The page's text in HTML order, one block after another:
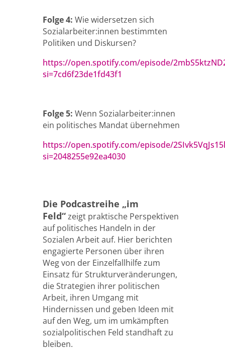
Folge 4: Wie widersetzen sich
Sozialarbeiter:innen bestimmten
Politiken und Diskursen?
https://open.spotify.com/episode/
si=7cd6f23de1fd43f1
Folge 5: Wenn Sozialarbeiter:innen
ein politisches Mandat übernehmen
https://open.spotify.com/episode/
si=2048255e92ea4030
Die Podcastreihe „im
Feld“zeigt praktische Perspektiven
auf politisches Handeln in der
Sozialen Arbeit auf. Hier berichten
engagierte Personen über ihren
Weg von der Einzelfallhilfe zum
Einsatz für Strukturveränderungen,
die Strategien ihrer politischen
Arbeit, ihren Umgang mit
Hindernissen und geben Ideen mit
auf den Weg, um im umkämpften
sozialpolitischen Feld standhaft zu
bleiben.